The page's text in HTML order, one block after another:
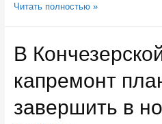
В
Карелии
в
сентябре
откроют
роста»
Читать полностью »
В
капремонт
завершить в